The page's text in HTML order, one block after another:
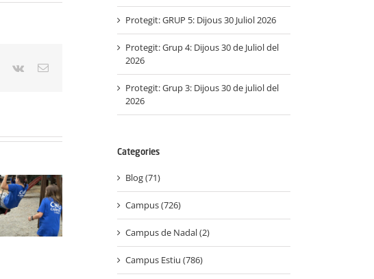
Pinterest
Vk Email:
Protegit: Grup
1-2: Divendres
3 Juliol del
Semana
Dilluns
Març
Protegit: Grup
2 de
del 3025
Protegit: GRUP 5: Dijous 30 Juliol 2026
Protegit: Grup 4: Dijous 30 de Juliol del
2026
Protegit: Grup 3: Dijous 30 de juliol del
2026
Categories
Blog (71)
Campus (726)
Campus de Nadal (2)
Campus Estiu (786)